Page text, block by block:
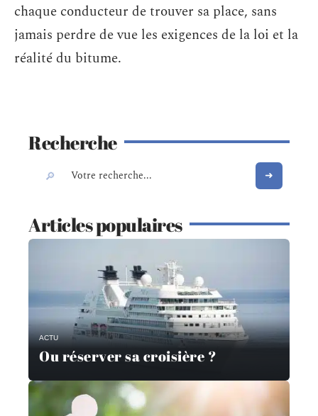
chaque conducteur de trouver sa place, sans
jamais perdre de vue les exigences de la loi et la
réalité du bitume.
Recherche
Articles populaires
ACTU
Ou réserver sa croisière ?